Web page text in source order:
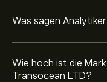
Was sagen
Wie hoch ist die
Transocean LTD?